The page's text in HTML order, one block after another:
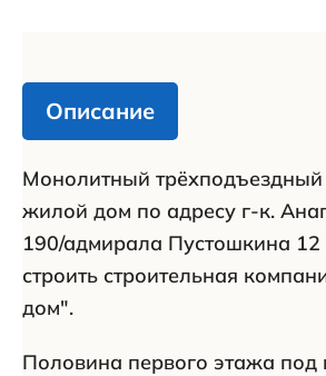
Описание
Монолитный
жилой дом по адресу г-к.
190/адмирала Пустошкина 12
строить строительная
дом".
Половина первого этажа под